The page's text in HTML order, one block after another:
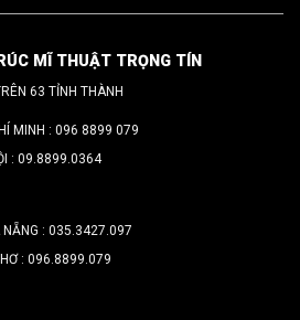
MĨ THUẬT TRỌNG TÍN
63 TỈNH THÀNH
MINH : 096 8899 079
: 09.8899.0364
: 035.3427.097
: 096.8899.079